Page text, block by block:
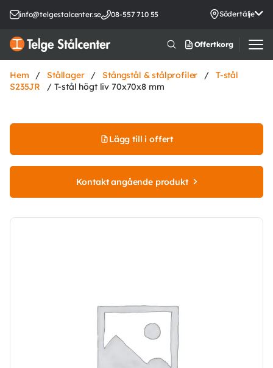
info@telgestalcenter.se 08-557 710 55 Södertälje
Offertkorg
Hem / Stållager / Stångstål & stålprofiler /
T-stål
S235JR
/ T-stål högt liv 70x70x8 mm
Lägg till i offert
Kontakt angående produkt